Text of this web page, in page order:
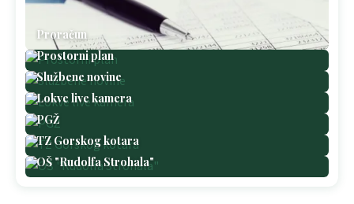
Proračun
Prostorni plan
Službene novine
Lokve live kamera
PGŽ
TZ Gorskog kotara
OŠ "Rudolfa Strohala"